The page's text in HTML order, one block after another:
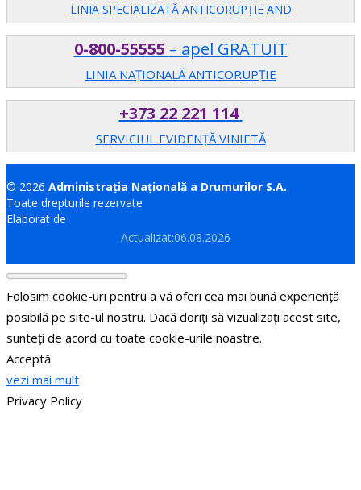
LINIA SPECIALIZATĂ ANTICORUPŢIE AND
0-800-55555 – apel GRATUIT
LINIA NAȚIONALĂ ANTICORUPȚIE
+373 22 221 114
SERVICIUL EVIDENȚĂ VINIETĂ
© 2026 Administrația Națională a Drumurilor S.A.
Toate drepturile rezervate
Elaborat de
Actualizat:06.08.2026
Folosim cookie-uri pentru a vă oferi cea mai bună experiență
posibilă pe site-ul nostru. Dacă doriți să vizualizați acest site,
sunteți de acord cu toate cookie-urile noastre.
Acceptă
vezi mai mult
Privacy Policy